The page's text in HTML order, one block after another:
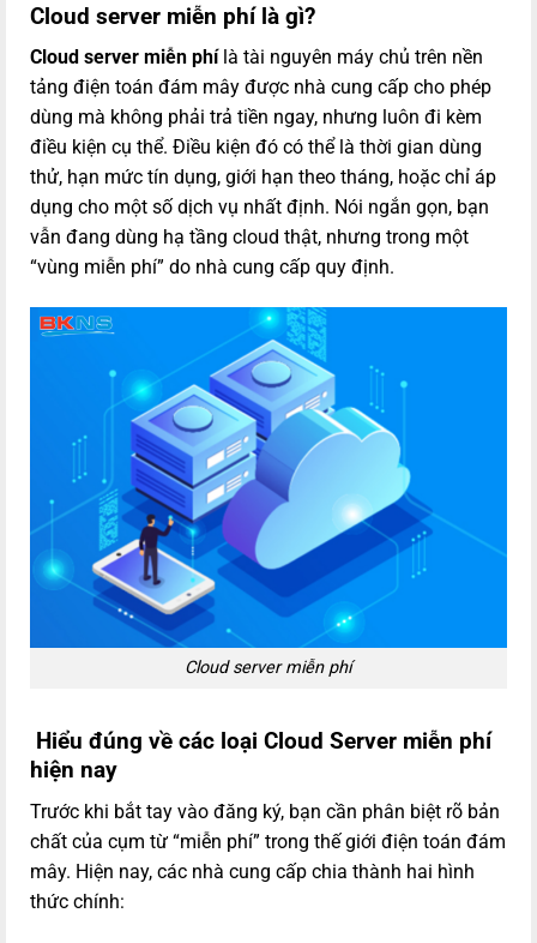
Cloud server miễn phí là gì?
Cloud server miễn phílà tài nguyên máy chủ trên nền
tảng điện toán đám mây được nhà cung cấp cho phép
dùng mà không phải trả tiền ngay, nhưng luôn đi kèm
điều kiện cụ thể. Điều kiện đó có thể là thời gian dùng
thử, hạn mức tín dụng, giới hạn theo tháng, hoặc chỉ áp
dụng cho một số dịch vụ nhất định. Nói ngắn gọn, bạn
vẫn đang dùng hạ tầng cloud thật, nhưng trong một
“vùng miễn phí” do nhà cung cấp quy định.
Cloud server miễn phí
Hiểu đúng về các loại Cloud Server miễn phí
hiện nay
Trước khi bắt tay vào đăng ký, bạn cần phân biệt rõ bản
chất của cụm từ “miễn phí” trong thế giới điện toán đám
mây. Hiện nay, các nhà cung cấp chia thành hai hình
thức chính: